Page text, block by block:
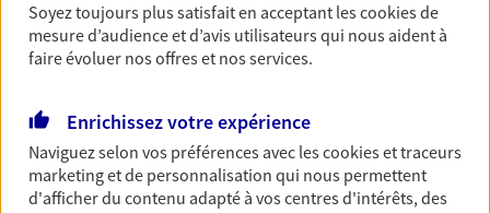
Eirl Gauthier Jerome
France
12 14 Rue Du Pont Noir, 42700 Firminy
Horaires : Fermé
Soyez toujours plus satisfait en acceptant lescookiesde
mesure d’audience et d’avis utilisateurs qui nous aident à
faire évoluer nos offres et nos services.
Enrichissez votre expérience
Naviguez selon vos préférences avec lescookies et traceurs
marketing et de personnalisation qui nous permettent
d'afficher du contenu adapté à vos centres d'intérêts, des